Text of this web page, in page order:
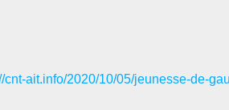
cnt-ait.info/2020/10/05/jeunesse-de-